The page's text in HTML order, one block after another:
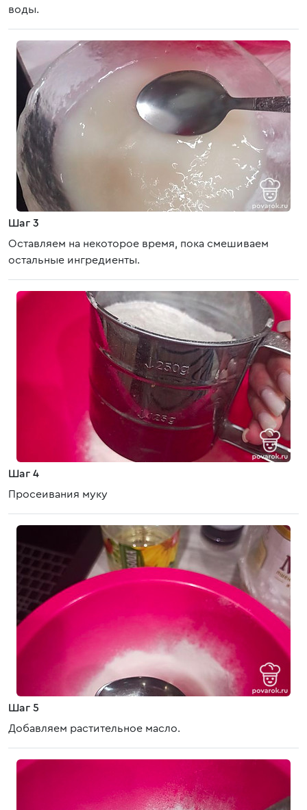
воды.
Шаг 3
Оставляем на некоторое время, пока смешиваем
остальные ингредиенты.
Шаг 4
Просеивания муку
Шаг 5
Добавляем растительное масло.